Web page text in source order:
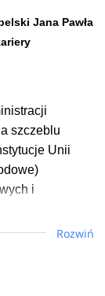
Jana Pawła
szczeblu
Unii
i
się,
Rozwiń